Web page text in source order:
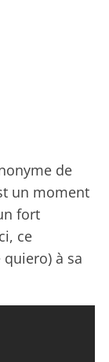
de
un moment
fort
ce
à sa